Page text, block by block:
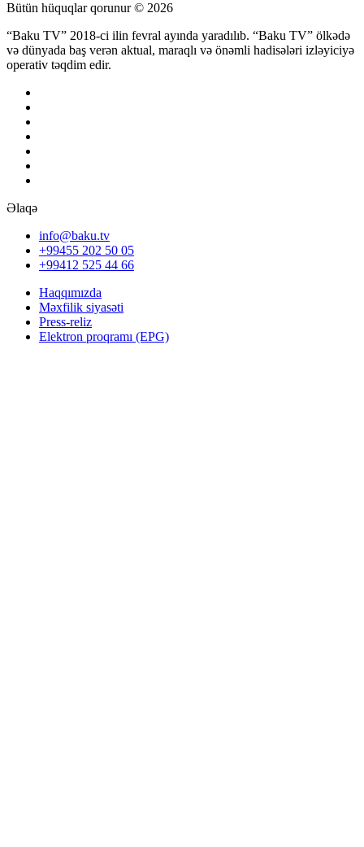
Bütün hüquqlar qorunur © 2026
“Baku TV” 2018-ci ilin fevral ayında yaradılıb. “Baku TV” ölkədə
və dünyada baş verən aktual, maraqlı və önəmli hadisələri izləyiciyə
operativ təqdim edir.
Əlaqə
info@baku.tv
+99455 202 50 05
+99412 525 44 66
Haqqımızda
Məxfilik siyasəti
Press-reliz
Elektron proqramı (EPG)